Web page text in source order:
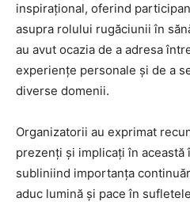
inspirațional, oferind
asupra rolului rugăciunii în
au avut ocazia de a adresa
experiențe personale și de a
diverse domenii.
Organizatorii au exprimat
prezenți și implicați în
subliniind importanța
aduc lumină și pace în